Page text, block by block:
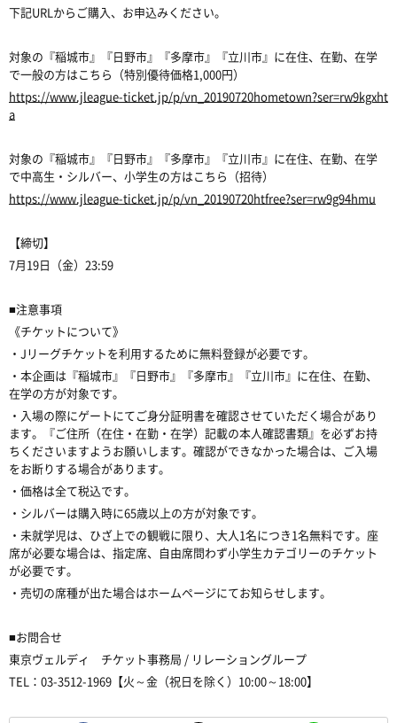
下記URLからご購入、お申込みください。
対象の『稲城市』『日野市』『多摩市』『立川市』に在住、在勤、在学
で一般の方はこちら（特別優待価格1,000円）
https://www.jleague-ticket.jp/p/vn_20190720hometown?ser=rw9kgxht
a
対象の『稲城市』『日野市』『多摩市』『立川市』に在住、在勤、在学
で中高生・シルバー、小学生の方はこちら（招待）
https://www.jleague-ticket.jp/p/vn_20190720htfree?ser=rw9g94hmu
【締切】
7月19日（金）23:59
■注意事項
《チケットについて》
・Jリーグチケットを利用するために無料登録が必要です。
・本企画は『稲城市』『日野市』『多摩市』『立川市』に在住、在勤、
在学の方が対象です。
・入場の際にゲートにてご身分証明書を確認させていただく場合があり
ます。『ご住所（在住・在勤・在学）記載の本人確認書類』を必ずお持
ちくださいますようお願いします。確認ができなかった場合は、ご入場
をお断りする場合があります。
・価格は全て税込です。
・シルバーは購入時に65歳以上の方が対象です。
・未就学児は、ひざ上での観戦に限り、大人1名につき1名無料です。座
席が必要な場合は、指定席、自由席問わず小学生カテゴリーのチケット
が必要です。
・売切の席種が出た場合はホームページにてお知らせします。
■お問合せ
東京ヴェルディ チケット事務局 / リレーショングループ
TEL：03-3512-1969【火～金（祝日を除く）10:00～18:00】